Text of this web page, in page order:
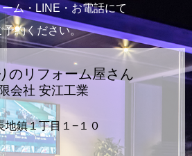
ム・LINE・お電話にて
予約ください。
のリフォーム屋さん
会社 安江工業
地鎮１丁目１−１０